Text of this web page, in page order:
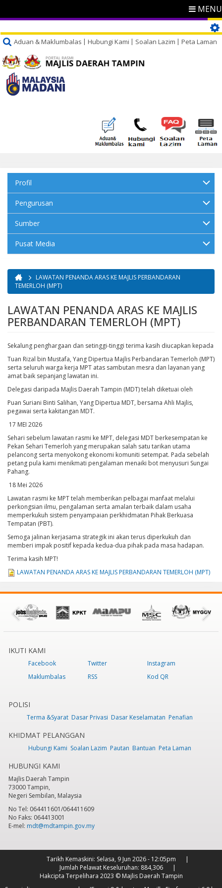
MENU
Aduan & Maklumbalas Hubungi Kami Soalan Lazim Peta Laman
Profil
Pengurusan
Sumber
Pusat Media
Anda di sini
LAWATAN PENANDA ARAS KE MAJLIS PERBANDARAN
TEMERLOH (MPT)
LAWATAN PENANDA ARAS KE MAJLIS
PERBANDARAN TEMERLOH (MPT)
Sekalung penghargaan dan setinggi-tinggi terima kasih diucapkan kepada
Tuan Rizal bin Mustafa, Yang Dipertua Majlis Perbandaran Temerloh (MPT)
serta seluruh warga kerja MPT atas sambutan mesra dan layanan yang
amat baik sepanjang lawatan ini.
Delegasi daripada Majlis Daerah Tampin (MDT) telah diketuai oleh
Puan Suriani Binti Salihan, Yang Dipertua MDT, bersama Ahli Majlis,
pegawai serta kakitangan MDT.
17 MEI 2026
Sehari sebelum lawatan rasmi ke MPT, delegasi MDT berkesempatan ke
Pekan Sehari Temerloh yang merupakan salah satu tarikan utama
pelancong serta menyokong ekonomi komuniti setempat. Pada sebelah
petang pula kami menikmati pengalaman menaiki bot menyusuri Sungai
Pahang.
18 Mei 2026
Lawatan rasmi ke MPT telah memberikan pelbagai manfaat melalui
perkongsian ilmu, pengalaman serta amalan terbaik dalam usaha
memperkukuh sistem penyampaian perkhidmatan Pihak Berkuasa
Tempatan (PBT).
Semoga jalinan kerjasama strategik ini akan terus diperkukuh dan
memberi impak positif kepada kedua-dua pihak pada masa hadapan.
Terima kasih MPT!
LAWATAN PENANDA ARAS KE MAJLIS PERBANDARAN TEMERLOH (MPT)
IKUTI KAMI
Facebook Twitter
Instagram
Maklumbalas
RSS Kod QR
POLISI
Terma &Syarat Dasar Privasi Dasar Keselamatan Penafian
KHIDMAT PELANGGAN
Hubungi Kami Soalan Lazim Pautan Bantuan Peta Laman
HUBUNGI KAMI
Majlis Daerah Tampin
73000 Tampin,
Negeri Sembilan, Malaysia
No Tel: 064411601/064411609
No Faks: 064413001
E-mel: mdt@mdtampin.gov.my
Tarikh Kemaskini: Selasa, 9 Jun 2026 - 12:05pm
Jumlah Pelawat Keseluruhan: 884,306
Hakcipta Terpelihara 2023 © Majlis Daerah Tampin